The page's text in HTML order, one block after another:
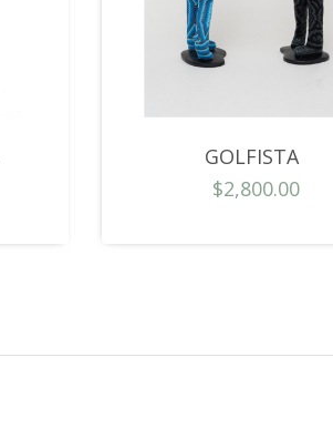
GOLFISTA
$2,800.00